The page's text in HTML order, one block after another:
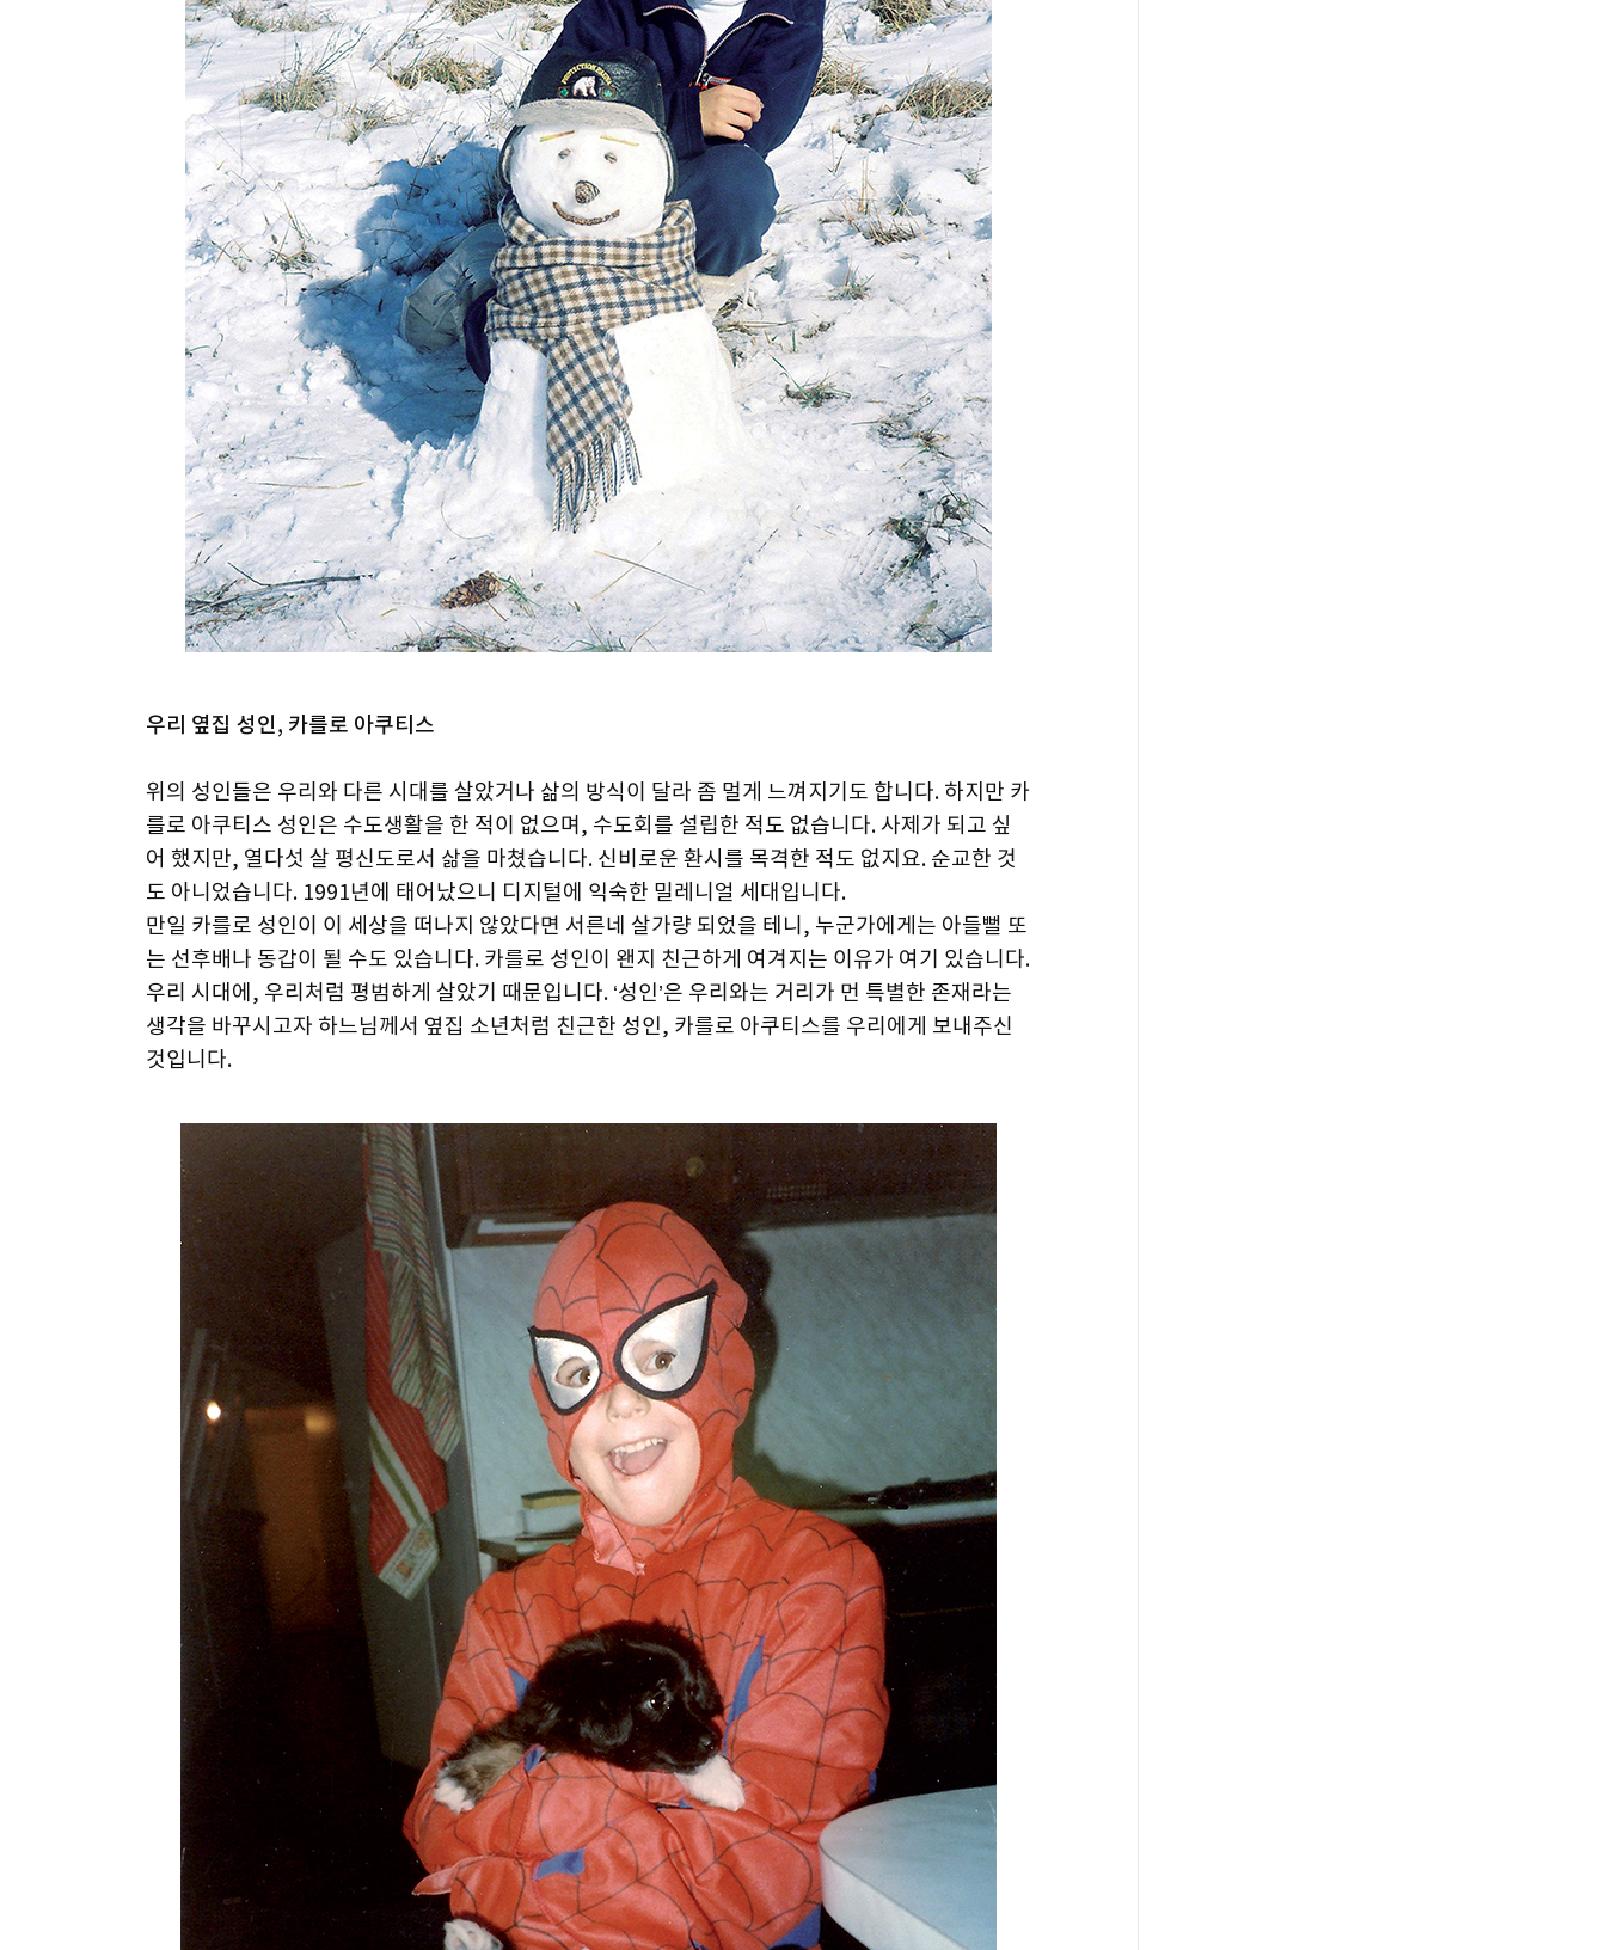
우리 옆집 성인, 카를로 아쿠티스
위의 성인들은 우리와 다른 시대를 살았거나 삶의 방식이 달라 좀 멀게 느껴지기도 합니다. 하지만 카
를로 아쿠티스 성인은 수도생활을 한 적이 없으며, 수도회를 설립한 적도 없습니다. 사제가 되고 싶
어 했지만, 열다섯 살 평신도로서 삶을 마쳤습니다. 신비로운 환시를 목격한 적도 없지요. 순교한 것
도 아니었습니다. 1991년에 태어났으니 디지털에 익숙한 밀레니얼 세대입니다.
만일 카를로 성인이 이 세상을 떠나지 않았다면 서른네 살가량 되었을 테니, 누군가에게는 아들뻘 또
는 선후배나 동갑이 될 수도 있습니다. 카를로 성인이 왠지 친근하게 여겨지는 이유가 여기 있습니다.
우리 시대에, 우리처럼 평범하게 살았기 때문입니다. ‘성인’은 우리와는 거리가 먼 특별한 존재라는
생각을 바꾸시고자 하느님께서 옆집 소년처럼 친근한 성인, 카를로 아쿠티스를 우리에게 보내주신
것입니다.